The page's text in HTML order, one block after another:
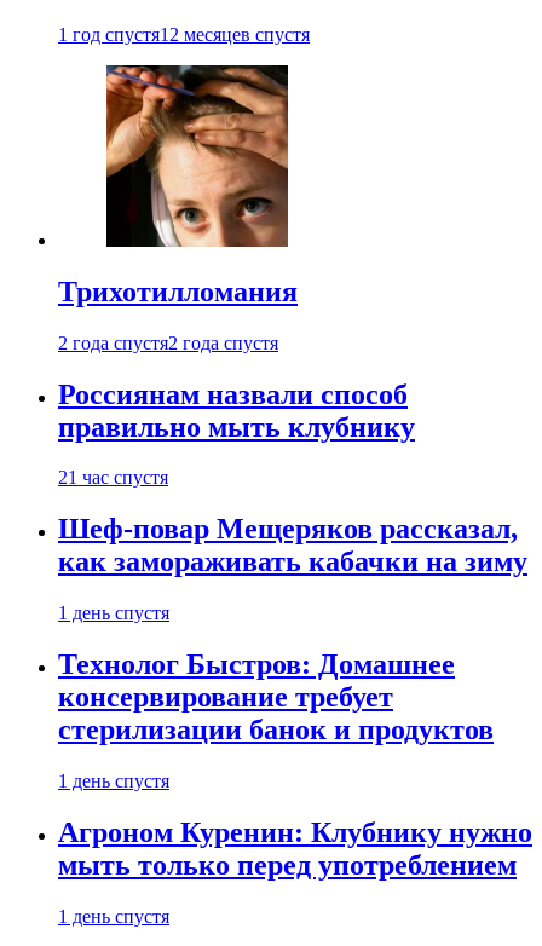
1 год спустя12 месяцев спустя
Трихотилломания
2 года спустя2 года спустя
Россиянам назвали способ
правильно мыть клубнику
21 час спустя
Шеф-повар Мещеряков рассказал,
как замораживать кабачки на зиму
1 день спустя
Технолог Быстров: Домашнее
консервирование требует
стерилизации банок и продуктов
1 день спустя
Агроном Куренин: Клубнику нужно
мыть только перед употреблением
1 день спустя